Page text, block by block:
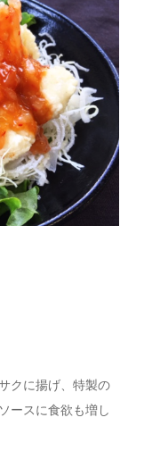
クに揚げ、特製の
ースに食欲も増し